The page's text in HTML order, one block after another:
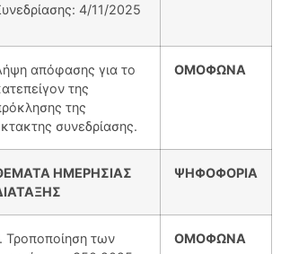
4/11/2025
απόφασης για το
της
της
συνεδρίασης.
ΟΜΟΦΩΝΑ
ΗΜΕΡΗΣΙΑΣ
ΨΗΦΟΦΟΡΙΑ
Τροποποίηση των
ΟΜΟΦΩΝΑ